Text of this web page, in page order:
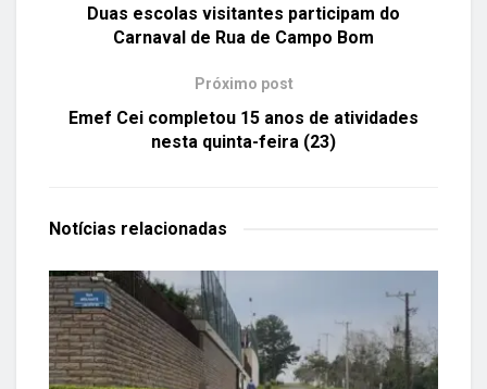
Duas escolas visitantes participam do
Carnaval de Rua de Campo Bom
Próximo post
Emef Cei completou 15 anos de atividades
nesta quinta-feira (23)
Notícias relacionadas